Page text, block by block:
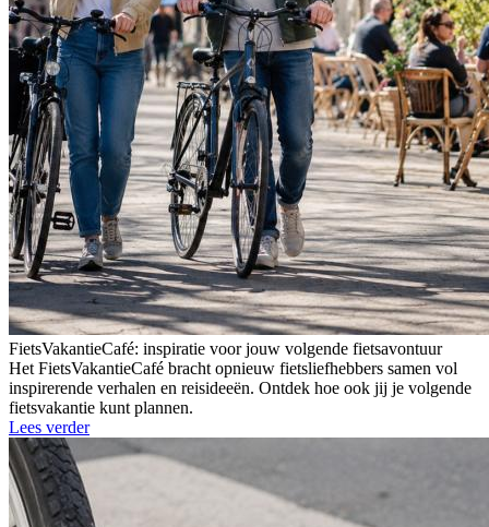
FietsVakantieCafé: inspiratie voor jouw volgende fietsavontuur
Het FietsVakantieCafé bracht opnieuw fietsliefhebbers samen vol
inspirerende verhalen en reisideeën. Ontdek hoe ook jij je volgende
fietsvakantie kunt plannen.
Lees verder